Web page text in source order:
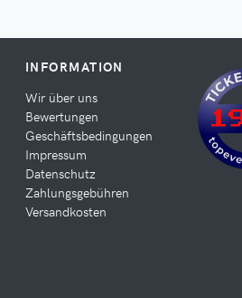
INFORMATION
Wir über uns
Bewertungen
Geschäftsbedingungen
Impressum
Datenschutz
Zahlungsgebühren
Versandkosten